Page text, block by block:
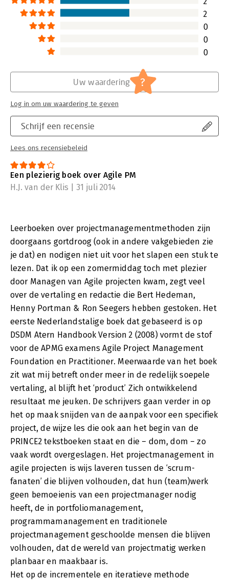
2
0
0
0
Schrijf een recensie
Lees ons recensiebeleid
Uw waardering ?
Log in om uw waardering te geven
Een plezierig boek over Agile PM
H.J. van der Klis | 31 juli 2014
Leerboeken over projectmanagementmethoden zijn
doorgaans gortdroog (ook in andere vakgebieden zie
je dat) en nodigen niet uit voor het slapen een stuk te
lezen. Dat ik op een zomermiddag toch met plezier
door Managen van Agile projecten kwam, zegt veel
over de vertaling en redactie die Bert Hedeman,
Henny Portman & Ron Seegers hebben gestoken. Het
eerste Nederlandstalige boek dat gebaseerd is op
DSDM Atern Handbook Version 2 (2008) vormt de stof
voor de APMG examens Agile Project Management
Foundation en Practitioner. Meerwaarde van het boek
zit wat mij betreft onder meer in de redelijk soepele
vertaling, al blijft het ‘product’ Zich ontwikkelend
resultaat me jeuken. De schrijvers gaan verder in op
het op maak snijden van de aanpak voor een specifiek
project, de wijze les die ook aan het begin van de
PRINCE2 tekstboeken staat en die – dom, dom – zo
vaak wordt overgeslagen. Het projectmanagement in
agile projecten is wijs laveren tussen de ‘scrum-
fanaten’ die blijven volhouden, dat hun (team)werk
geen bemoeienis van een projectmanager nodig
heeft, de in portfoliomanagement,
programmamanagement en traditionele
projectmanagement geschoolde mensen die blijven
volhouden, dat de wereld van projectmatig werken
planbaar en maakbaar is.
Het op de incrementele en iteratieve methode